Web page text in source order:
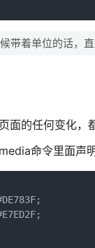
带着单位的话，
面的任何变化，
命令里面声